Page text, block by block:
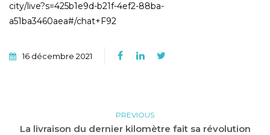
city/live?s=425b1e9d-b21f-4ef2-88ba-
a51ba3460aea#/chat+F92
16 décembre 2021
PREVIOUS
La livraison du dernier kilomètre fait sa révolution